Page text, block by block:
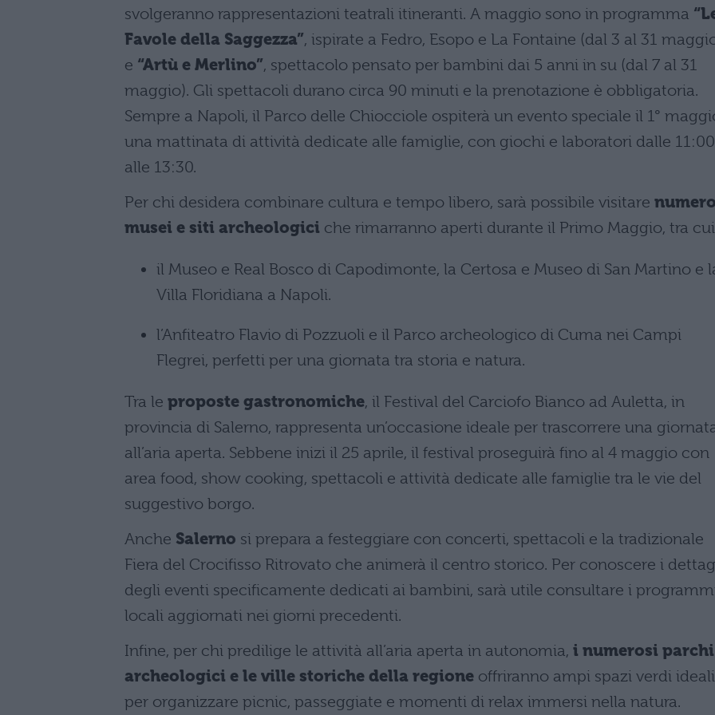
svolgeranno rappresentazioni teatrali itineranti. A maggio sono in programma
Favole della Saggezza”, ispirate a Fedro, Esopo e La Fontaine (dal 3 al 31
e “Artù e Merlino”, spettacolo pensato per bambini dai 5 anni in su (dal 7 al 31
maggio). Gli spettacoli durano circa 90 minuti e la prenotazione è obbligatoria.
Sempre a Napoli, il Parco delle Chiocciole ospiterà un evento speciale il 1°
una mattinata di attività dedicate alle famiglie, con giochi e laboratori dalle 11:00
alle 13:30.
Per chi desidera combinare cultura e tempo libero, sarà possibile visitare
musei e siti archeologici che rimarranno aperti durante il Primo Maggio, tra
il Museo e Real Bosco di Capodimonte, la Certosa e Museo di San Martino e
Villa Floridiana a Napoli.
l’Anfiteatro Flavio di Pozzuoli e il Parco archeologico di Cuma nei Campi
Flegrei, perfetti per una giornata tra storia e natura.
Tra le proposte gastronomiche, il Festival del Carciofo Bianco ad Auletta, in
provincia di Salerno, rappresenta un’occasione ideale per trascorrere una
all’aria aperta. Sebbene inizi il 25 aprile, il festival proseguirà fino al 4 maggio con
area food, show cooking, spettacoli e attività dedicate alle famiglie tra le vie del
suggestivo borgo.
Anche Salerno si prepara a festeggiare con concerti, spettacoli e la tradizionale
Fiera del Crocifisso Ritrovato che animerà il centro storico. Per conoscere i
degli eventi specificamente dedicati ai bambini, sarà utile consultare i
locali aggiornati nei giorni precedenti.
Infine, per chi predilige le attività all’aria aperta in autonomia, i numerosi parchi
archeologici e le ville storiche della regione offriranno ampi spazi verdi ideali
per organizzare picnic, passeggiate e momenti di relax immersi nella natura.